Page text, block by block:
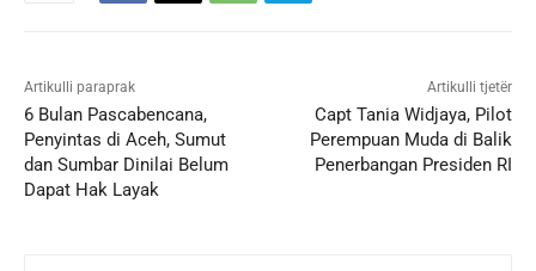
Artikulli paraprak
6 Bulan Pascabencana,
Penyintas di Aceh, Sumut
dan Sumbar Dinilai Belum
Dapat Hak Layak
Artikulli tjetër
Capt Tania Widjaya, Pilot
Perempuan Muda di Balik
Penerbangan Presiden RI